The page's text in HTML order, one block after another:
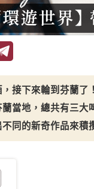
接下來輪到芬蘭
當地，總共有三
同的新奇作品來積